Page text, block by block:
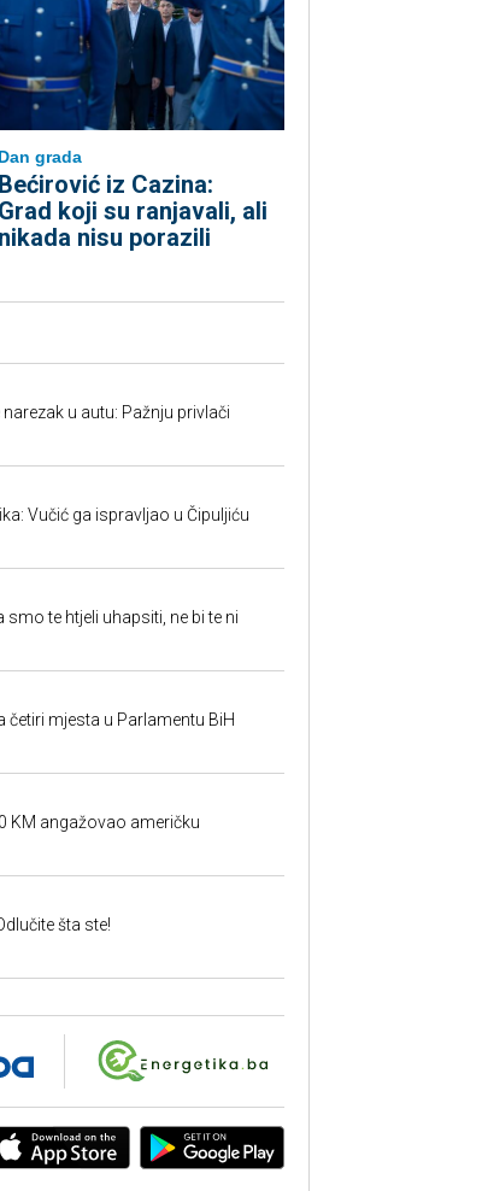
Dan grada
Bećirović iz Cazina:
Grad koji su ranjavali, ali
nikada nisu porazili
u autu: Pažnju privlači
Vučić ga ispravljao u Čipuljiću
te htjeli uhapsiti, ne bi te ni
četiri mjesta u Parlamentu BiH
KM angažovao američku
šta ste!